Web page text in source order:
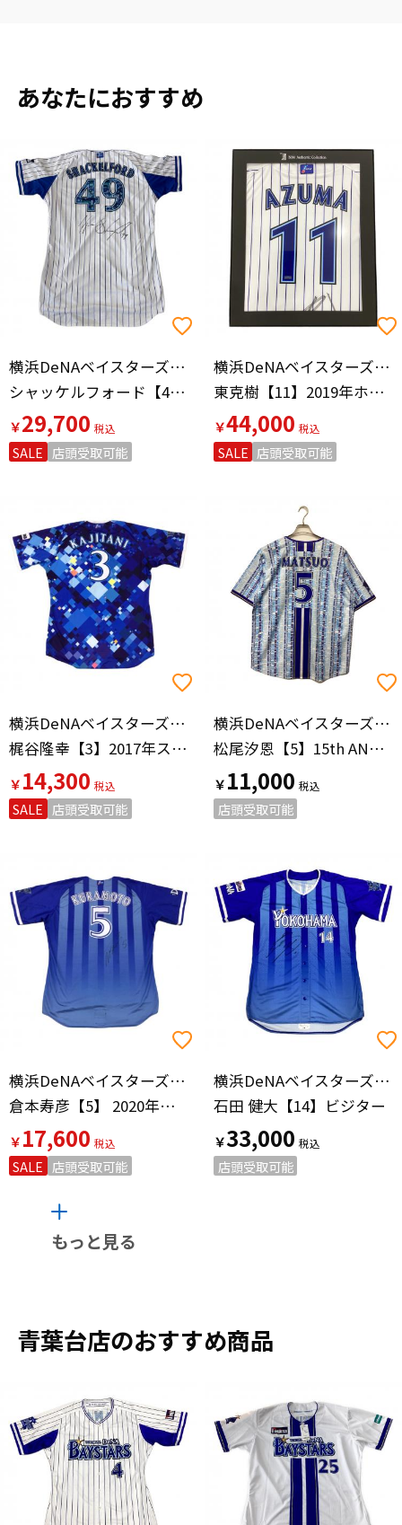
あなたにおすすめ
横浜DeNAベイスターズ（ヨコハマディーエヌエーベイスターズ）
シャッケルフォード【49】 YDB 10th ANNIVERSARY サイン証明書付
￥29,700
SALE 店頭受取可能
横浜DeNAベイスターズ（ヨコハマディーエヌエーベイスターズ）
東克樹【11】2019年ホーム
￥44,000
SALE 店頭受取可能
横浜DeNAベイスターズ（ヨコハマディーエヌエーベイスターズ）
梶谷隆幸【3】2017年スターナイト
￥14,300
SALE 店頭受取可能
横浜DeNAベイスターズ（ヨコハマディーエヌエーベイスターズ）
松尾汐恩【5】15th ANNIVERSARY 応援グッズ SIZE O スカイブルー
￥11,000
店頭受取可能
横浜DeNAベイスターズ（ヨコハマディーエヌエーベイスターズ）
倉本寿彦【5】 2020年ビジター
￥17,600
SALE 店頭受取可能
横浜DeNAベイスターズ（ヨコハマディーエヌエーベイスターズ）
石田 健大【14】ビジター
￥33,000
店頭受取可能
もっと見る
青葉台店のおすすめ商品